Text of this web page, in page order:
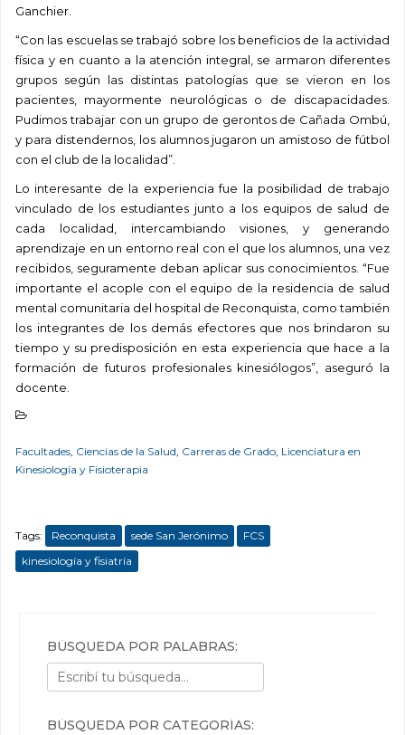
Ganchier.
“Con las escuelas se trabajó sobre los beneficios de la actividad
física y en cuanto a la atención integral, se armaron diferentes
grupos según las distintas patologías que se vieron en los
pacientes, mayormente neurológicas o de discapacidades.
Pudimos trabajar con un grupo de gerontos de Cañada Ombú,
y para distendernos, los alumnos jugaron un amistoso de fútbol
con el club de la localidad”.
Lo interesante de la experiencia fue la posibilidad de trabajo
vinculado de los estudiantes junto a los equipos de salud de
cada localidad, intercambiando visiones, y generando
aprendizaje en un entorno real con el que los alumnos, una vez
recibidos, seguramente deban aplicar sus conocimientos. “Fue
importante el acople con el equipo de la residencia de salud
mental comunitaria del hospital de Reconquista, como también
los integrantes de los demás efectores que nos brindaron su
tiempo y su predisposición en esta experiencia que hace a la
formación de futuros profesionales kinesiólogos”, aseguró la
docente.
Facultades, Ciencias de la Salud, Carreras de Grado, Licenciatura en
Kinesiología y Fisioterapia
Tags: Reconquista sede San Jerónimo
FCS
kinesiología y fisiatría
BÚSQUEDA POR PALABRAS:
BÚSQUEDA POR CATEGORÍAS: